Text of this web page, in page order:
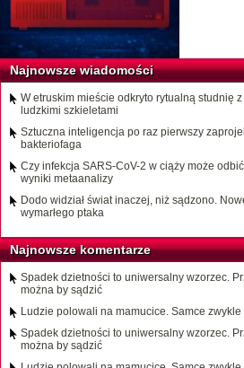
Najnowsze wiadomości
W etruskim mieście odkryto rytualną studnię
ludzkimi szkieletami
Sztuczna inteligencja po raz pierwszy
bakteriofaga
Czy infekcja SARS-CoV-2 w ciąży może
wyniki metaanalizy
Dodo widział świat inaczej, niż sądzono.
wymarłego ptaka
Najnowsze komentarze
Spadek dzietności to uniwersalny wzorzec.
można by sądzić
Ludzie polowali na mamucice. Samce
Spadek dzietności to uniwersalny wzorzec.
można by sądzić